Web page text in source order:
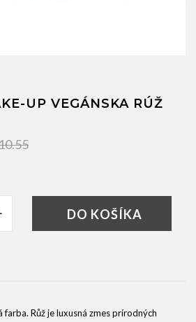
UP VEGÁNSKA RÚŽ
DO KOŠÍKA
Růž je luxusná zmes prírodných